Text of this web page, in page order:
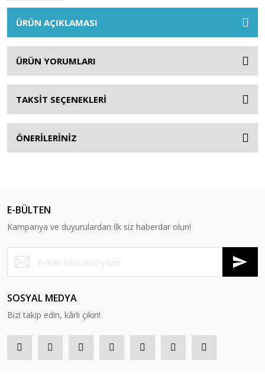
ÜRÜN AÇIKLAMASI
ÜRÜN YORUMLARI
TAKSİT SEÇENEKLERİ
ÖNERİLERİNİZ
E-BÜLTEN
Kampanya ve duyurulardan ilk siz haberdar olun!
SOSYAL MEDYA
Bizi takip edin, kârlı çıkın!